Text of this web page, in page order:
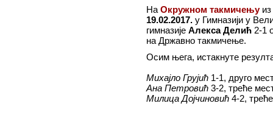
На Окружном такмичењуиз
19.02.2017. у Гимназији у
гимназије Алекса Делић 2-1
на Државно такмичење.
Осим њега, истакнуте
Михајло Грујић 1-1, друго
Ана Петровић 3-2, треће
Милица Дојчиновић 4-2,